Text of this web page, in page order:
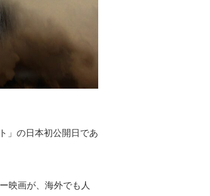
」の日本初公開日であ
映画が、海外でも人